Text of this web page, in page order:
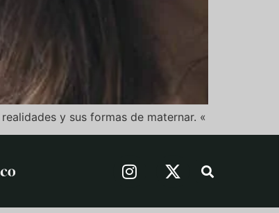
y sus formas de maternar. «